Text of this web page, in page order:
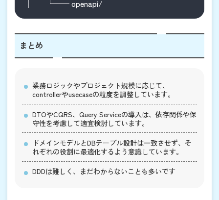
まとめ
業務ロジックやプロジェクト規模に応じて、
controllerやusecaseの粒度を調整しています。
DTOやCQRS、Query Serviceの導入は、依存関係や保
守性を考慮して適宜検討しています。
ドメインモデルとDBテーブル設計は一致させず、そ
れぞれの役割に最適化するよう意識しています。
DDDは難しく、まだわからないことも多いです